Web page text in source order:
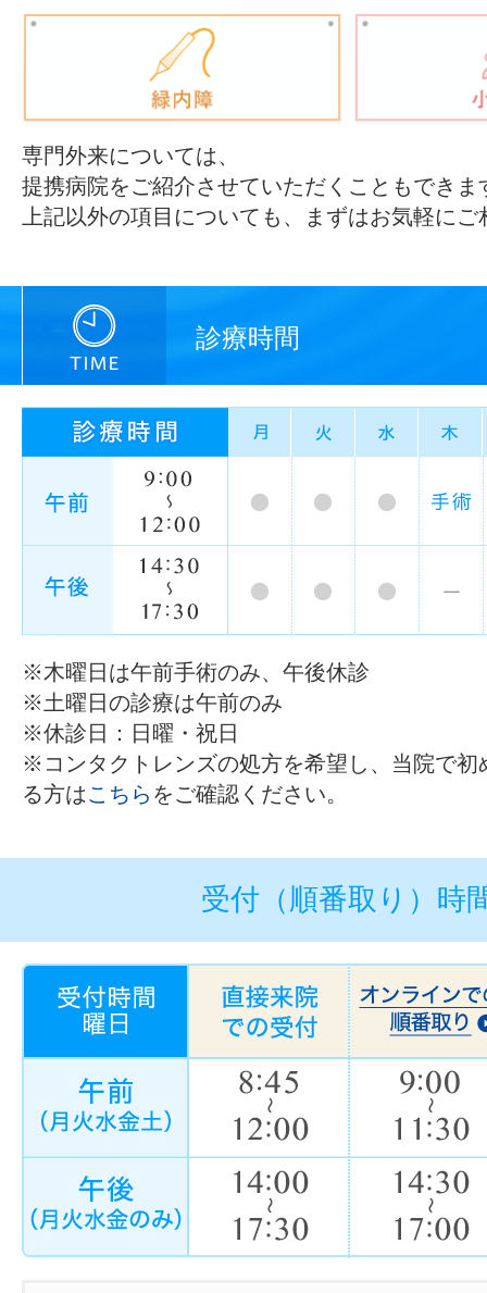
専門外来については、
提携病院をご紹介させていただくこともできま
上記以外の項目についても、まずはお気軽に
診療時間
※木曜日は午前手術のみ、午後休診
※土曜日の診療は午前のみ
※休診日：日曜・祝日
※コンタクトレンズの処方を希望し、当院で初
る方はこちら をご確認ください。
受付（順番取り）時